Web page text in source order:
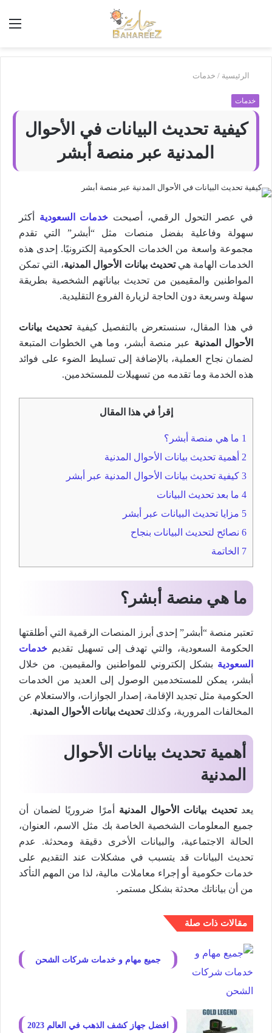
بَهاريز
الرئيسية / خدمات
خدمات
كيفية تحديث البيانات في الأحوال
المدنية عبر منصة أبشر
في عصر التحول الرقمي، أصبحت خدمات السعودية أكثر
سهولة وفاعلية بفضل منصات مثل “أبشر” التي تقدم
مجموعة واسعة من الخدمات الحكومية إلكترونيًا. إحدى هذه
الخدمات الهامة هيتحديث بيانات الأحوال المدنية، التي تمكن
المواطنين والمقيمين من تحديث بياناتهم الشخصية بطريقة
سهلة وسريعة دون الحاجة لزيارة الفروع التقليدية.
في هذا المقال، سنستعرض بالتفصيل كيفيةتحديث بيانات
الأحوال المدنية عبر منصة أبشر، وما هي الخطوات المتبعة
لضمان نجاح العملية، بالإضافة إلى تسليط الضوء على فوائد
هذه الخدمة وما تقدمه من تسهيلات للمستخدمين.
إقرأ في هذا المقال
1 ما هي منصة أبشر؟
2 أهمية تحديث بيانات الأحوال المدنية
3 كيفية تحديث بيانات الأحوال المدنية عبر أبشر
4 ما بعد تحديث البيانات
5 مزايا تحديث البيانات عبر أبشر
6 نصائح لتحديث البيانات بنجاح
7 الخاتمة
ما هي منصة أبشر؟
تعتبر منصة “أبشر” إحدى أبرز المنصات الرقمية التي أطلقتها
الحكومة السعودية، والتي تهدف إلى تسهيل تقديم خدمات
السعودية بشكل إلكتروني للمواطنين والمقيمين. من خلال
أبشر، يمكن للمستخدمين الوصول إلى العديد من الخدمات
الحكومية مثل تجديد الإقامة، إصدار الجوازات، والاستعلام عن
المخالفات المرورية، وكذلكتحديث بيانات الأحوال المدنية.
أهمية تحديث بيانات الأحوال
المدنية
يعدتحديث بيانات الأحوال المدنية أمرًا ضروريًا لضمان أن
جميع المعلومات الشخصية الخاصة بك مثل الاسم، العنوان،
الحالة الاجتماعية، والبيانات الأخرى دقيقة ومحدثة. عدم
تحديث البيانات قد يتسبب في مشكلات عند التقديم على
خدمات حكومية أو إجراء معاملات مالية، لذا من المهم التأكد
من أن بياناتك محدثة بشكل مستمر.
مقالات ذات صلة
جميع مهام و خدمات شركات الشحن
افضل جهاز كشف الذهب في العالم 2023